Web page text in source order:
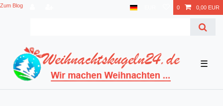
Zum Blog 0 0,00 EUR
☰